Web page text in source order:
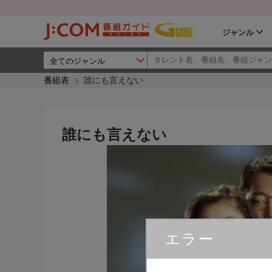
ジャンル
番組表 誰にも言えない
エラー
誰にも言えない